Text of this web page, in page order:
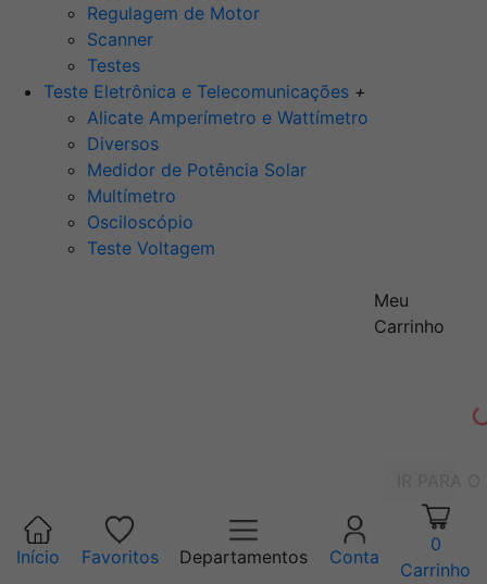
Regulagem de Motor
Scanner
Testes
Teste Eletrônica e Telecomunicações +
Alicate Amperímetro e Wattímetro
Diversos
Medidor de Potência Solar
Multímetro
Osciloscópio
Teste Voltagem
Meu
Carrinho
Início Favoritos Departamentos Conta
0
Carrinho